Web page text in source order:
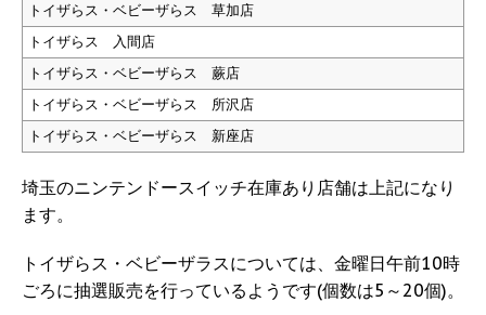
トイザらス・ベビーザらス 草加店
トイザらス 入間店
トイザらス・ベビーザらス 蕨店
トイザらス・ベビーザらス 所沢店
トイザらス・ベビーザらス 新座店
埼玉のニンテンドースイッチ在庫あり店舗は上記になり
ます。
トイザらス・ベビーザラスについては、金曜日午前10時
ごろに抽選販売を行っているようです(個数は5～20個)。